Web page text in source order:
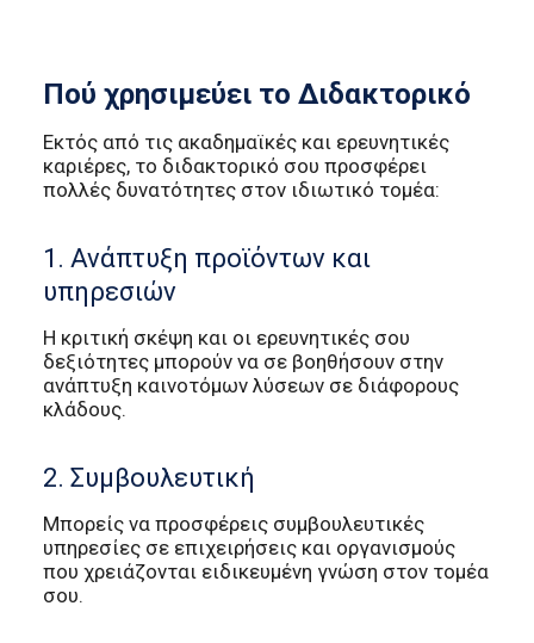
Πού χρησιμεύει το Διδακτορικό
Εκτός από τις ακαδημαϊκές και ερευνητικές
καριέρες, το διδακτορικό σου προσφέρει
πολλές δυνατότητες στον ιδιωτικό τομέα:
1. Ανάπτυξη προϊόντων και
υπηρεσιών
Η κριτική σκέψη και οι ερευνητικές σου
δεξιότητες μπορούν να σε βοηθήσουν στην
ανάπτυξη καινοτόμων λύσεων σε διάφορους
κλάδους.
2. Συμβουλευτική
Μπορείς να προσφέρεις συμβουλευτικές
υπηρεσίες σε επιχειρήσεις και οργανισμούς
που χρειάζονται ειδικευμένη γνώση στον τομέα
σου.